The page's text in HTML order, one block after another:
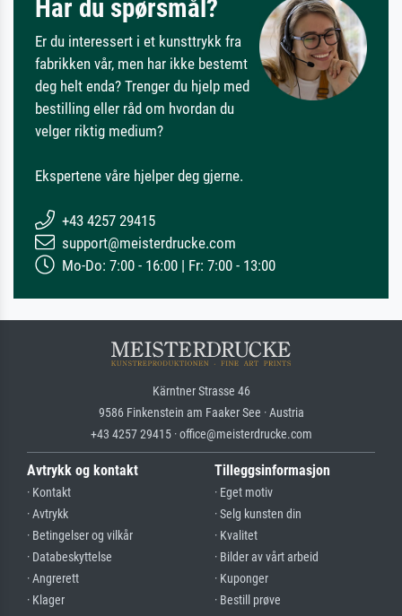
Har du spørsmål?
Er du interessert i et kunsttrykk fra
fabrikken vår, men har ikke bestemt
deg helt enda? Trenger du hjelp med
bestilling eller råd om hvordan du
velger riktig medium?
Ekspertene våre hjelper deg gjerne.
+43 4257 29415
support@meisterdrucke.com
Mo-Do: 7:00 - 16:00 | Fr: 7:00 - 13:00
Kärntner Strasse 46
9586 Finkenstein am Faaker See · Austria
+43 4257 29415 · office@meisterdrucke.com
Avtrykk og kontakt
· Kontakt
· Avtrykk
· Betingelser og vilkår
· Databeskyttelse
· Angrerett
· Klager
Tilleggsinformasjon
· Eget motiv
· Selg kunsten din
· Kvalitet
· Bilder av vårt arbeid
· Kuponger
· Bestill prøve